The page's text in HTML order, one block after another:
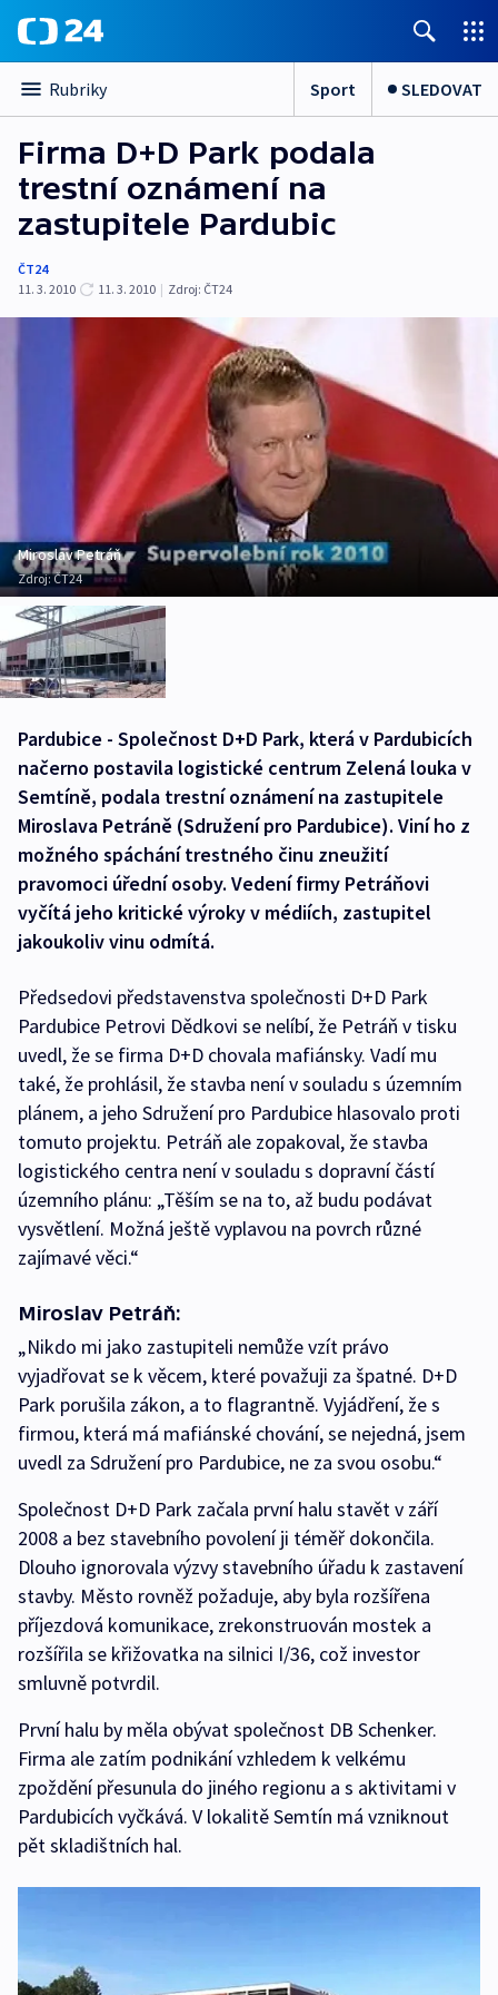
Rubriky Sport SLEDOVAT
Firma D+D Park podala
trestní oznámení na
zastupitele Pardubic
ČT24
11. 3. 2010
11. 3. 2010 | Zdroj: ČT24
Miroslav Petráň
Zdroj:ČT24
Pardubice - Společnost D+D Park, která v Pardubicích
načerno postavila logistické centrum Zelená louka v
Semtíně, podala trestní oznámení na zastupitele
Miroslava Petráně (Sdružení pro Pardubice). Viní ho z
možného spáchání trestného činu zneužití
pravomoci úřední osoby. Vedení firmy Petráňovi
vyčítá jeho kritické výroky v médiích, zastupitel
jakoukoliv vinu odmítá.
Předsedovi představenstva společnosti D+D Park
Pardubice Petrovi Dědkovi se nelíbí, že Petráň v tisku
uvedl, že se firma D+D chovala mafiánsky. Vadí mu
také, že prohlásil, že stavba není v souladu s územním
plánem, a jeho Sdružení pro Pardubice hlasovalo proti
tomuto projektu. Petráň ale zopakoval, že stavba
logistického centra není v souladu s dopravní částí
územního plánu: „Těším se na to, až budu podávat
vysvětlení. Možná ještě vyplavou na povrch různé
zajímavé věci.“
Miroslav Petráň:
„Nikdo mi jako zastupiteli nemůže vzít právo
vyjadřovat se k věcem, které považuji za špatné. D+D
Park porušila zákon, a to flagrantně. Vyjádření, že s
firmou, která má mafiánské chování, se nejedná, jsem
uvedl za Sdružení pro Pardubice, ne za svou osobu.“
Společnost D+D Park začala první halu stavět v září
2008 a bez stavebního povolení ji téměř dokončila.
Dlouho ignorovala výzvy stavebního úřadu k zastavení
stavby. Město rovněž požaduje, aby byla rozšířena
příjezdová komunikace, zrekonstruován mostek a
rozšířila se křižovatka na silnici I/36, což investor
smluvně potvrdil.
První halu by měla obývat společnost DB Schenker.
Firma ale zatím podnikání vzhledem k velkému
zpoždění přesunula do jiného regionu a s aktivitami v
Pardubicích vyčkává. V lokalitě Semtín má vzniknout
pět skladištních hal.